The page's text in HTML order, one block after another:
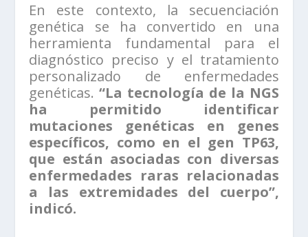
En este contexto, la secuenciación
genética se ha convertido en una
herramienta fundamental para el
diagnóstico preciso y el tratamiento
personalizado de enfermedades
genéticas.“La tecnología de la NGS
ha permitido identificar
mutaciones genéticas en genes
específicos, como en el gen TP63,
que están asociadas con diversas
enfermedades raras relacionadas
a las extremidades del cuerpo”,
indicó.